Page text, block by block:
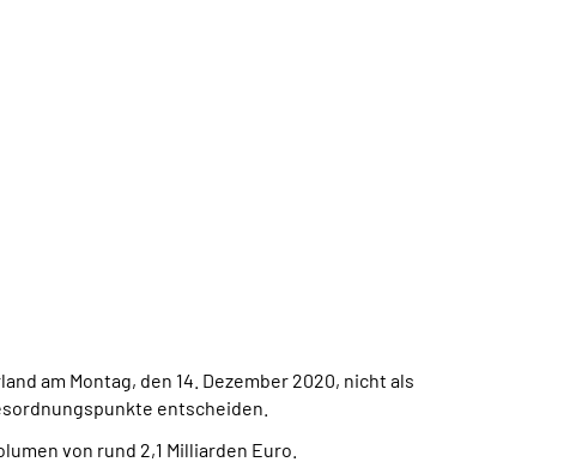
am Montag, den 14. Dezember 2020, nicht als
entscheiden.
von rund 2,1 Milliarden Euro.